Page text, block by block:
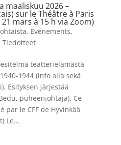
maaliskuu 2026 –
sur le Théâtre à Paris
mars à 15 h via Zoom)
, Evénements,
Tiedotteet
teatterielämästä
1944 (info alla sekä
Esityksen järjestää
puheenjohtaja). Ce
par le CFF de Hyvinkää
Le...